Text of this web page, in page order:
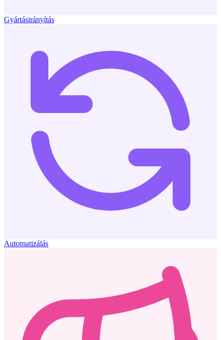
Gyártásirányítás
Automatizálás